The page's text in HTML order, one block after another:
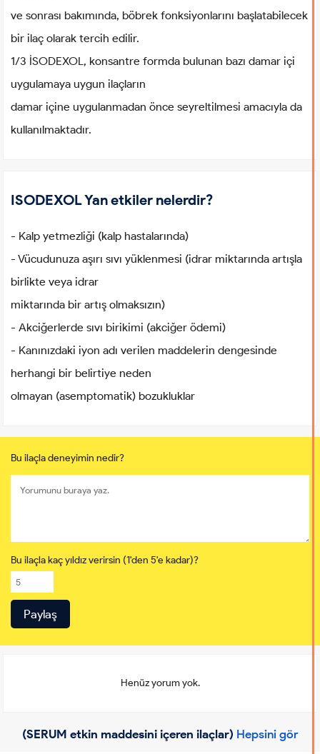
ve sonrası bakımında, böbrek fonksiyonlarını başlatabilecek
bir ilaç olarak tercih edilir.
1/3 İSODEXOL, konsantre formda bulunan bazı damar içi
uygulamaya uygun ilaçların
damar içine uygulanmadan önce seyreltilmesi amacıyla da
kullanılmaktadır.
ISODEXOL Yan etkiler nelerdir?
- Kalp yetmezliği (kalp hastalarında)
- Vücudunuza aşırı sıvı yüklenmesi (idrar miktarında artışla
birlikte veya idrar
miktarında bir artış olmaksızın)
- Akciğerlerde sıvı birikimi (akciğer ödemi)
- Kanınızdaki iyon adı verilen maddelerin dengesinde
herhangi bir belirtiye neden
olmayan (asemptomatik) bozukluklar
Bu ilaçla deneyimin nedir?
Bu ilaçla kaç yıldız verirsin (1'den 5'e kadar)?
Henüz yorum yok.
(SERUM etkin maddesini içeren ilaçlar) Hepsini gör